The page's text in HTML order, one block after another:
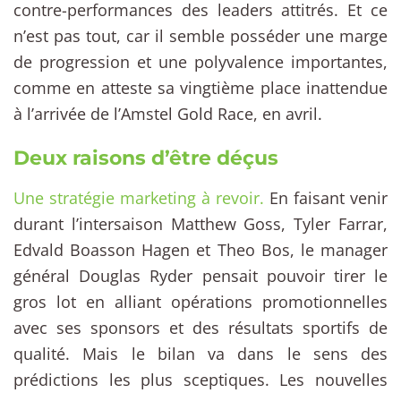
contre-performances des leaders attitrés. Et ce
n’est pas tout, car il semble posséder une marge
de progression et une polyvalence importantes,
comme en atteste sa vingtième place inattendue
à l’arrivée de l’Amstel Gold Race, en avril.
Deux raisons d’être déçus
Une stratégie marketing à revoir. En faisant venir
durant l’intersaison Matthew Goss, Tyler Farrar,
Edvald Boasson Hagen et Theo Bos, le manager
général Douglas Ryder pensait pouvoir tirer le
gros lot en alliant opérations promotionnelles
avec ses sponsors et des résultats sportifs de
qualité. Mais le bilan va dans le sens des
prédictions les plus sceptiques. Les nouvelles